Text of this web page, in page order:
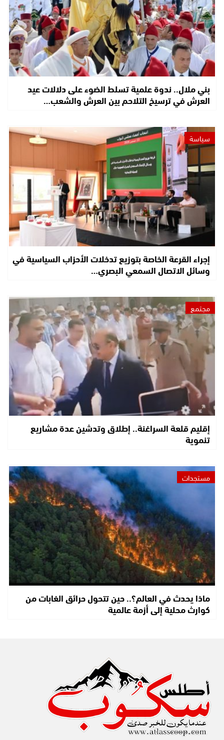
بني ملال.. ندوة علمية تسلط الضوء على دلالات عيد
العرش في ترسيخ التلاحم بين العرش والشعب…
سياسة
إجراء القرعة الخاصة بتوزيع تدخلات الأحزاب السياسية في
وسائل الاتصال السمعي البصري…
مجتمع
إقليم قلعة السراغنة.. إطلاق وتدشين عدة مشاريع
تنموية
مستجدات
ماذا يحدث في العالم؟.. حين تتحول حرائق الغابات من
كوارث محلية إلى أزمة عالمية